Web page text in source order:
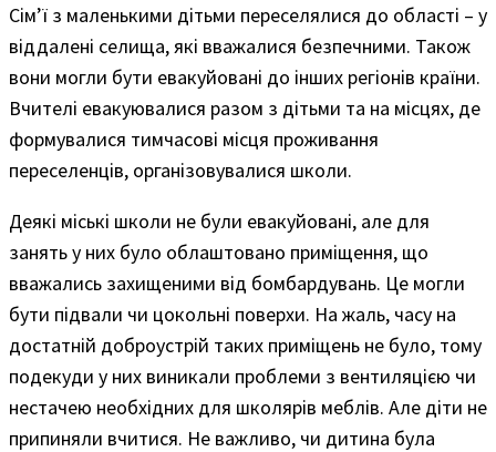
Сім’ї з маленькими дітьми переселялися до області – у
віддалені селища, які вважалися безпечними. Також
вони могли бути евакуйовані до інших регіонів країни.
Вчителі евакуювалися разом з дітьми та на місцях, де
формувалися тимчасові місця проживання
переселенців, організовувалися школи.
Деякі міські школи не були евакуйовані, але для
занять у них було облаштовано приміщення, що
вважались захищеними від бомбардувань. Це могли
бути підвали чи цокольні поверхи. На жаль, часу на
достатній доброустрій таких приміщень не було, тому
подекуди у них виникали проблеми з вентиляцією чи
нестачею необхідних для школярів меблів. Але діти не
припиняли вчитися. Не важливо, чи дитина була